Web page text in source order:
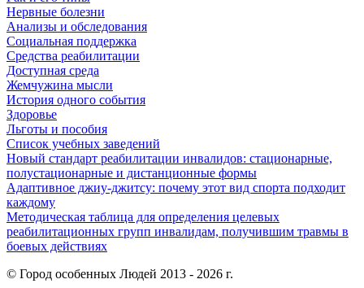
Нервные болезни
Анализы и обследования
Социальная поддержка
Средства реабилитации
Доступная среда
Жемчужина мысли
История одного события
Здоровье
Льготы и пособия
Список учебных заведений
Новый стандарт реабилитации инвалидов: стационарные,
полустационарные и дистанционные формы
Адаптивное джиу-джитсу: почему этот вид спорта подходит
каждому
Методическая таблица для определения целевых
реабилитационных групп инвалидам, получившим травмы в
боевых действиях
© Город особенных Людей 2013 - 2026 г.